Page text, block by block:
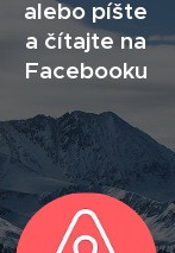
alebo píšte
a čítajte na
Facebooku